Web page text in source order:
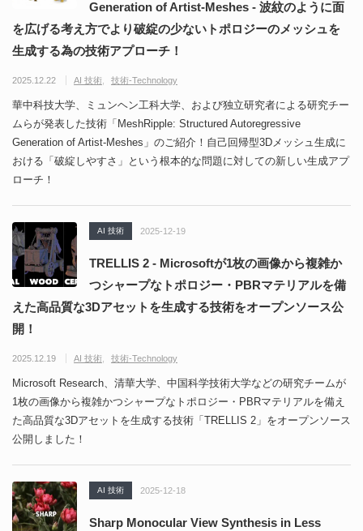
Generation of Artist-Meshes - 波紋のように面
を広げる考え方でより破綻の少ないトポロジーのメッシュを
生成する為の技術アプローチ！
2025.12.22 AI 技術 技術-Technology
華中科技大学、ミュンヘン工科大学、および独立研究者による研究チー
ムらが発表した技術「MeshRipple: Structured Autoregressive
Generation of Artist-Meshes」のご紹介！自己回帰型3Dメッシュ生成に
おける「破綻しやすさ」という根本的な問題に対しての新しい生成アプ
ローチ！
AI 技術 2025-12-19
TRELLIS 2 - Microsoftが1枚の画像から複雑か
つシャープなトポロジー・PBRマテリアルを備
えた高品質な3Dアセットを生成する技術をオープンソース公
開！
2025.12.19 AI 技術 技術-Technology
Microsoft Research、清華大学、中国科学技術大学などの研究チームが
1枚の画像から複雑かつシャープなトポロジー・PBRマテリアルを備え
た高品質な3Dアセットを生成する技術「TRELLIS 2」をオープンソース
公開しました！
AI 技術 2025-12-18
Sharp Monocular View Synthesis in Less